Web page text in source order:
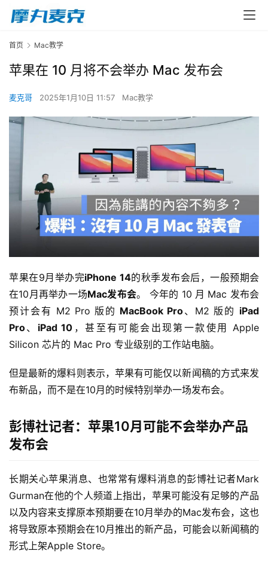
首页 Mac教学
苹果在 10 月将不会举办 Mac 发布会
麦克哥 2025年1月10日 11:57 Mac教学
苹果在9月举办完iPhone 14的秋季发布会后，一般预期会
在10月再举办一场Mac发布会。 今年的 10 月 Mac 发布会
预计会有 M2 Pro 版的 MacBook Pro、M2 版的 iPad
Pro、 iPad 10 ，甚至有可能会出现第一款使用 Apple
Silicon 芯片的 Mac Pro 专业级别的工作站电脑。
但是最新的爆料则表示，苹果有可能仅以新闻稿的方式来发
布新品，而不是在10月的时候特别举办一场发布会。
彭博社记者：苹果10月可能不会举办产品
发布会
长期关心苹果消息、也常常有爆料消息的彭博社记者Mark
Gurman在他的个人频道上指出，苹果可能没有足够的产品
以及内容来支撑原本预期要在10月举办的Mac发布会，这也
将导致原本预期会在10月推出的新产品，可能会以新闻稿的
形式上架Apple Store。